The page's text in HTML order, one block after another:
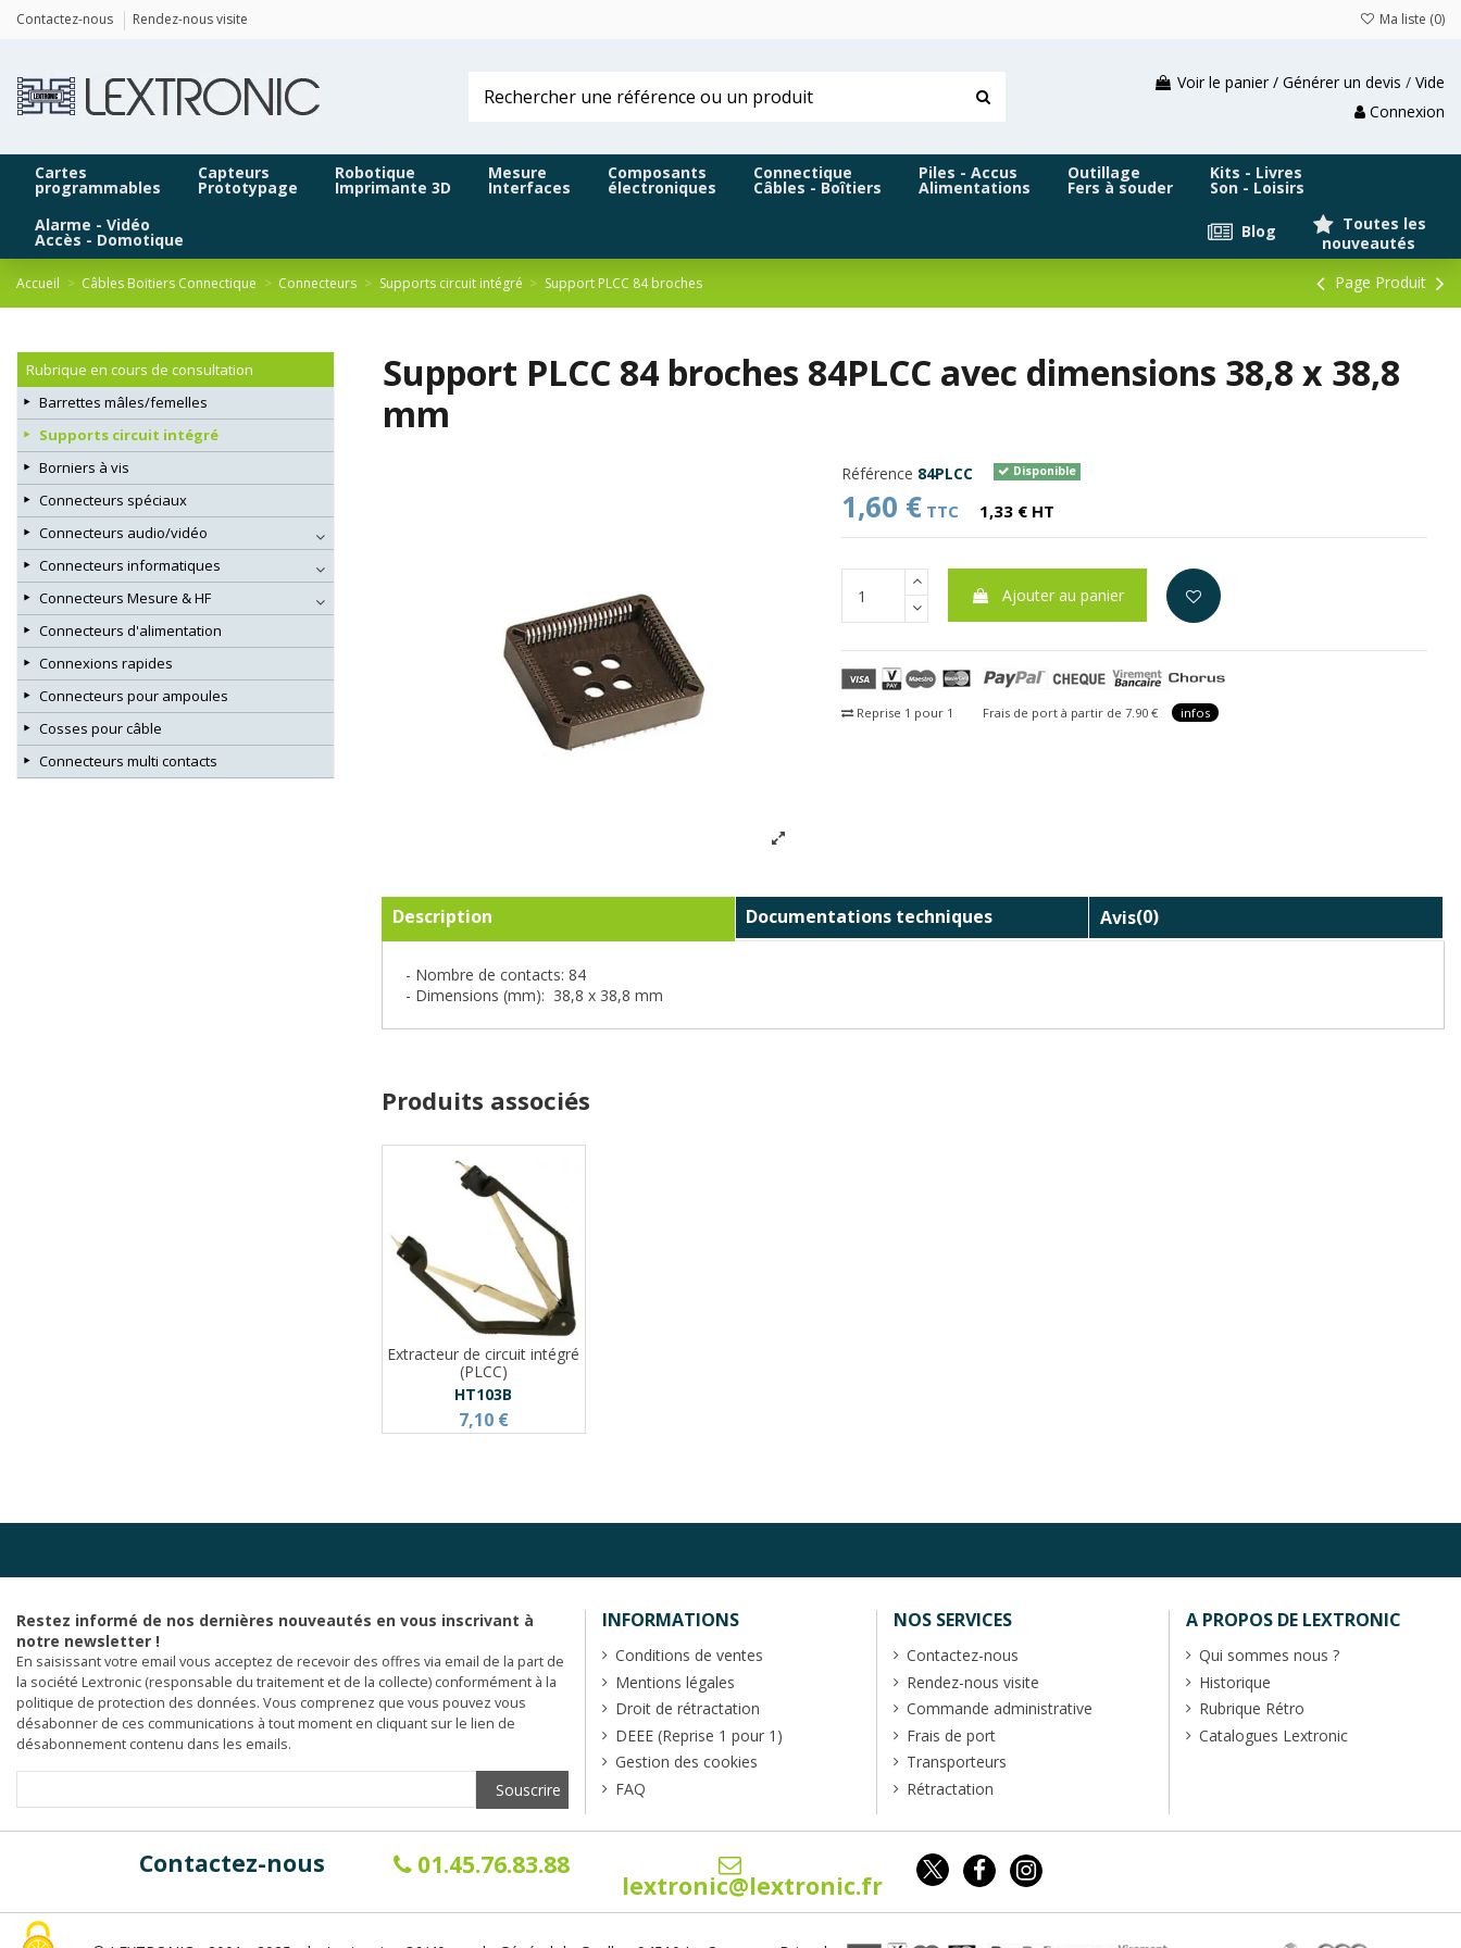
Contactez-nous Rendez-nous visite Ma liste (0)
Voir le panier / Générer un devis / Vide
Connexion
Cartes
programmables
Capteurs
Prototypage
Robotique
Imprimante 3D
Mesure
Interfaces
Composants
électroniques
Connectique
Câbles - Boîtiers
Piles - Accus
Alimentations
Outillage
Fers à souder
Kits - Livres
Son - Loisirs
Alarme - Vidéo
Accès - Domotique
Toutes les
nouveautés
Blog
Accueil Câbles Boitiers Connectique Connecteurs Supports circuit intégré Support PLCC 84 broches Page Produit
Support PLCC 84 broches 84PLCC avec dimensions 38,8 x 38,8
mm
Référence 84PLCC Disponible
1,60 € TTC 1,33 € HT
Ajouter au panier
Reprise 1 pour 1 Frais de port à partir de 7.90 € infos
Description Documentations techniques Avis(0)
- Nombre de contacts: 84
- Dimensions (mm): 38,8 x 38,8 mm
Produits associés
Extracteur de circuit intégré
(PLCC)
HT103B
7,10 €
Rubrique en cours de consultation
Barrettes mâles/femelles
Supports circuit intégré
Borniers à vis
Connecteurs spéciaux
Connecteurs audio/vidéo
Connecteurs informatiques
Connecteurs Mesure & HF
Connecteurs d'alimentation
Connexions rapides
Connecteurs pour ampoules
Cosses pour câble
Connecteurs multi contacts
Restez informé de nos dernières nouveautés en vous inscrivant à
notre newsletter !
En saisissant votre email vous acceptez de recevoir des offres via email de la part de
la société Lextronic (responsable du traitement et de la collecte) conformément à la
politique de protection des données. Vous comprenez que vous pouvez vous
désabonner de ces communications à tout moment en cliquant sur le lien de
désabonnement contenu dans les emails.
INFORMATIONS
Conditions de ventes
Mentions légales
Droit de rétractation
DEEE (Reprise 1 pour 1)
Gestion des cookies
FAQ
NOS SERVICES
Contactez-nous
Rendez-nous visite
Commande administrative
Frais de port
Transporteurs
Rétractation
A PROPOS DE LEXTRONIC
Qui sommes nous ?
Historique
Rubrique Rétro
Catalogues Lextronic
Contactez-nous 01.45.76.83.88
lextronic@lextronic.fr
Panneau de gestion des cookies